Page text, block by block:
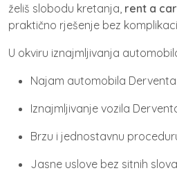
želiš slobodu kretanja, rent a
praktično rješenje bez
U okviru iznajmljivanja
Najam automobila Derventa
Iznajmljivanje vozila
Brzu i jednostavnu
Jasne uslove bez sitnih slova